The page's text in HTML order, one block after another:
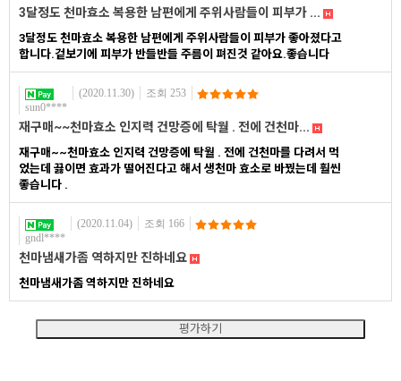
3달정도 천마효소 복용한 남편에게 주위사람들이 피부가 ...
3달정도 천마효소 복용한 남편에게 주위사람들이 피부가 좋아졌다고
합니다.겉보기에 피부가 반들반들 주름이 펴진것 같아요.좋습니다
sun0****
(2020.11.30) 조회 253
재구매~~천마효소 인지력 건망증에 탁월 . 전에 건천마...
재구매~~천마효소 인지력 건망증에 탁월 . 전에 건천마를 다려서 먹
었는데 끓이면 효과가 떨어진다고 해서 생천마 효소로 바꿨는데 훨씬
좋습니다 .
gndl****
(2020.11.04) 조회 166
천마냄새가좀 역하지만 진하네요
천마냄새가좀 역하지만 진하네요